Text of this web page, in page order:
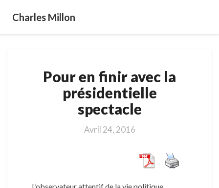
Charles Millon
en
finir
avec
la
présidentielle
spectacle
Pour en finir avec la
présidentielle
spectacle
Avril 24, 2016